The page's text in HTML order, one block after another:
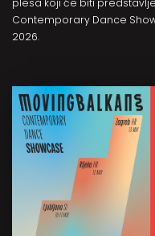
Contemporary Dance
2026.